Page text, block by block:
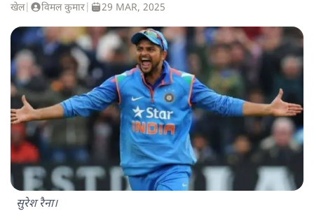
खेल| विमल कुमार 29 MAR, 2025
सुरेश रैना।